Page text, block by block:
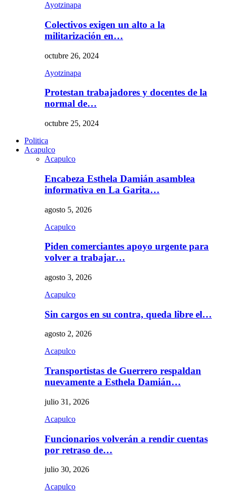
Ayotzinapa
Colectivos exigen un alto a la
militarización en…
octubre 26, 2024
Ayotzinapa
Protestan trabajadores y docentes de la
normal de…
octubre 25, 2024
Politica
Acapulco
Acapulco
Encabeza Esthela Damián asamblea
informativa en La Garita…
agosto 5, 2026
Acapulco
Piden comerciantes apoyo urgente para
volver a trabajar…
agosto 3, 2026
Acapulco
Sin cargos en su contra, queda libre el…
agosto 2, 2026
Acapulco
Transportistas de Guerrero respaldan
nuevamente a Esthela Damián…
julio 31, 2026
Acapulco
Funcionarios volverán a rendir cuentas
por retraso de…
julio 30, 2026
Acapulco